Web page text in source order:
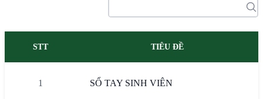
STT TIÊU ĐỀ
1 SỔ TAY SINH VIÊN